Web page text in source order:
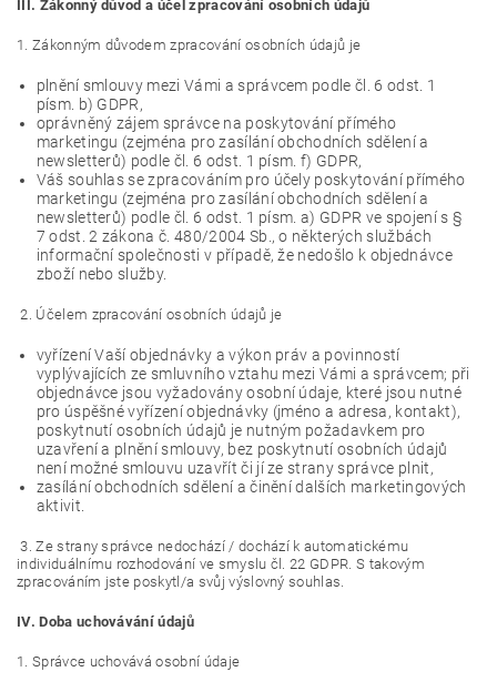
III. Zákonný důvod a účel zpracování osobních údajů
1. Zákonným důvodem zpracování osobních údajů je
plnění smlouvy mezi Vámi a správcem podle čl. 6 odst. 1
písm. b) GDPR,
oprávněný zájem správce na poskytování přímého
marketingu (zejména pro zasílání obchodních sdělení a
newsletterů) podle čl. 6 odst. 1 písm. f) GDPR,
Váš souhlas se zpracováním pro účely poskytování přímého
marketingu (zejména pro zasílání obchodních sdělení a
newsletterů) podle čl. 6 odst. 1 písm. a) GDPR ve spojení s §
7 odst. 2 zákona č. 480/2004 Sb., o některých službách
informační společnosti v případě, že nedošlo k objednávce
zboží nebo služby.
2. Účelem zpracování osobních údajů je
vyřízení Vaší objednávky a výkon práv a povinností
vyplývajících ze smluvního vztahu mezi Vámi a správcem; při
objednávce jsou vyžadovány osobní údaje, které jsou nutné
pro úspěšné vyřízení objednávky (jméno a adresa, kontakt),
poskytnutí osobních údajů je nutným požadavkem pro
uzavření a plnění smlouvy, bez poskytnutí osobních údajů
není možné smlouvu uzavřít či jí ze strany správce plnit,
zasílání obchodních sdělení a činění dalších marketingových
aktivit.
3. Ze strany správce nedochází / dochází k automatickému
individuálnímu rozhodování ve smyslu čl. 22 GDPR. S takovým
zpracováním jste poskytl/a svůj výslovný souhlas.
IV.Doba uchovávání údajů
1. Správce uchovává osobní údaje